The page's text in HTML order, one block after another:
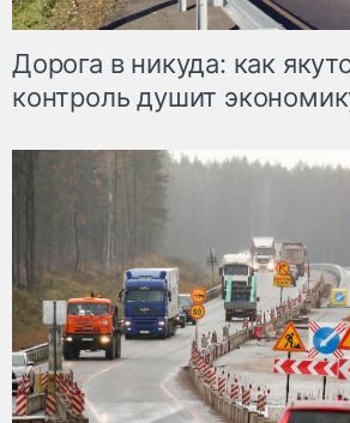
Дорога в никуда: как
контроль душит